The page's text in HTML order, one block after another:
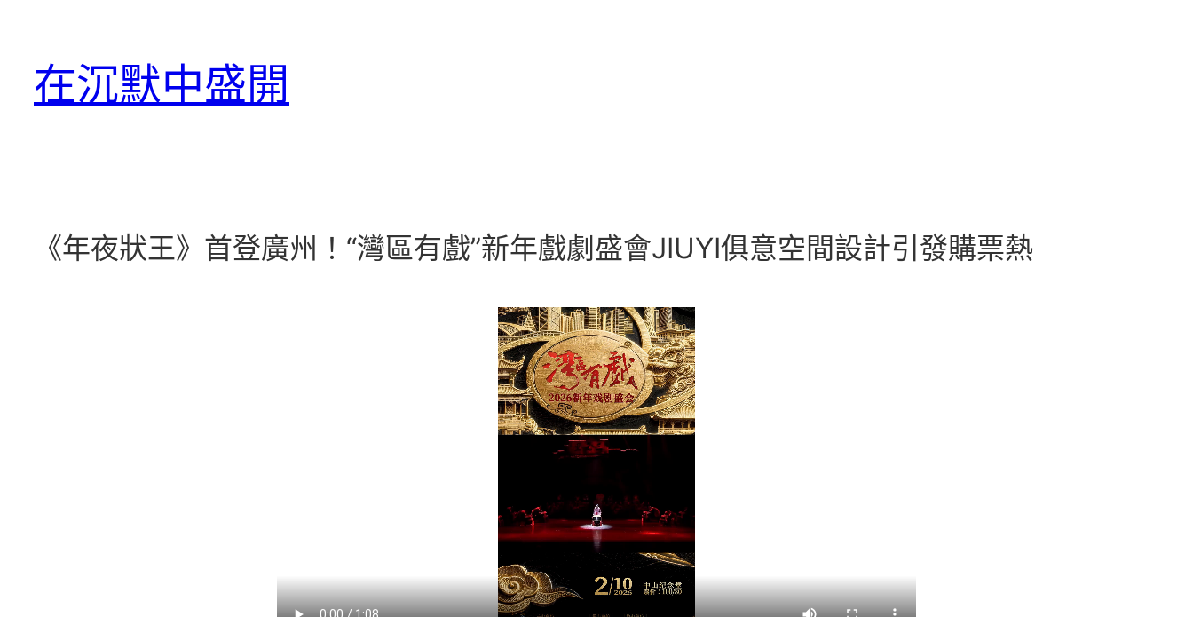
在沉默中盛開
《年夜狀王》首登廣州！“灣區有戲”新年戲劇盛會JIUYI俱意空間設計引發購票熱